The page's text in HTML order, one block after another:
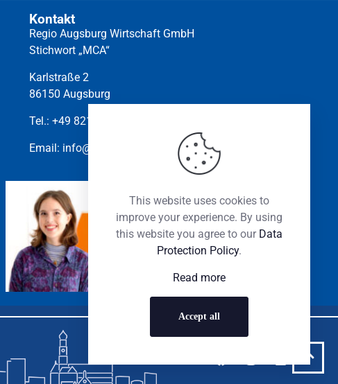
Kontakt
Regio Augsburg Wirtschaft GmbH
Stichwort „MCA“
Karlstraße 2
86150 Augsburg
Tel.:+49 821-45010.210
Email: info@marketingclub-augsburg.de
ALISSA
WASILEWSKI
SABINE
SONNENSCHEIN
This website uses cookies to
improve your experience. By using
this website you agree to our Data
Protection Policy.
Read more
Accept all